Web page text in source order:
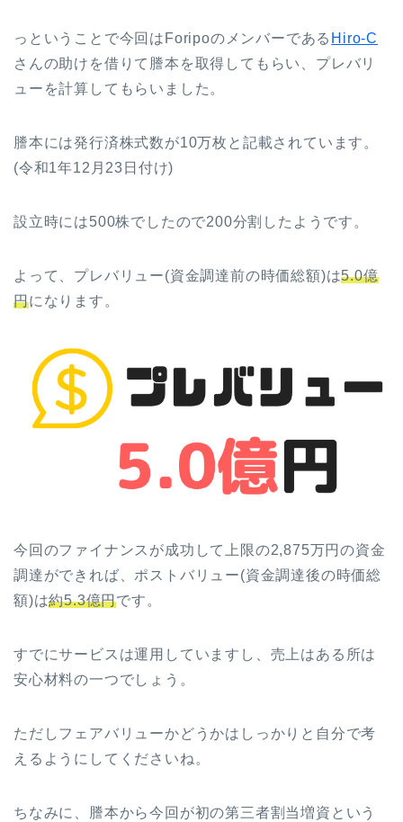
っということで今回はForipoのメンバーである Hiro-C
さんの助けを借りて謄本を取得してもらい、プレバリ
ューを計算してもらいました。
謄本には発行済株式数が10万枚と記載されています。
(令和1年12月23日付け)
設立時には500株でしたので200分割したようです。
よって、プレバリュー(資金調達前の時価総額)は5.0億
円になります。
今回のファイナンスが成功して上限の2,875万円の資金
調達ができれば、ポストバリュー(資金調達後の時価総
額)は約5.3億円です。
すでにサービスは運用していますし、売上はある所は
安心材料の一つでしょう。
ただしフェアバリューかどうかはしっかりと自分で考
えるようにしてくださいね。
ちなみに、謄本から今回が初の第三者割当増資という